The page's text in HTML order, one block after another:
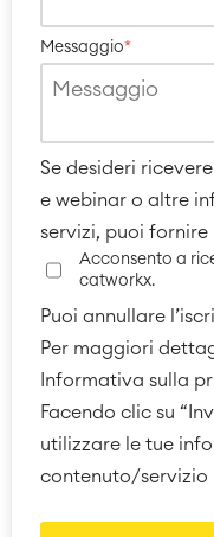
Messaggio*
Se desideri
e webinar o altre
servizi, puoi
Acconsento a
catworkx.
Puoi annullare
Per maggiori
Informativa sulla
Facendo clic su
utilizzare le tue
contenuto/servizio